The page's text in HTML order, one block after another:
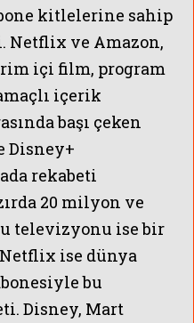
kitlelerine sahip
ve Amazon,
içi film, program
içerik
başı çeken
Disney+
rekabeti
20 milyon ve
televizyonu ise bir
ise dünya
bu
Disney, Mart